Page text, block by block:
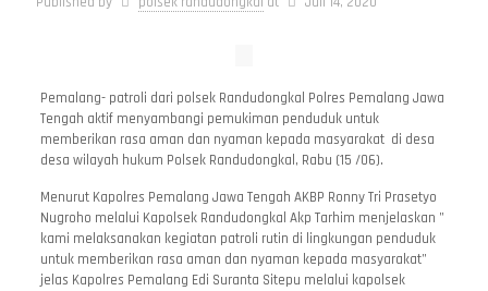
Pemalang- patroli dari polsek Randudongkal Polres Pemalang Jawa
Tengah aktif menyambangi pemukiman penduduk untuk
memberikan rasa aman dan nyaman kepada masyarakat di desa
desa wilayah hukum Polsek Randudongkal, Rabu (15 /06).
Menurut Kapolres Pemalang Jawa Tengah AKBP Ronny Tri Prasetyo
Nugroho melalui Kapolsek Randudongkal Akp Tarhim menjelaskan ”
kami melaksanakan kegiatan patroli rutin di lingkungan penduduk
untuk memberikan rasa aman dan nyaman kepada masyarakat”
jelas Kapolres Pemalang Edi Suranta Sitepu melalui kapolsek